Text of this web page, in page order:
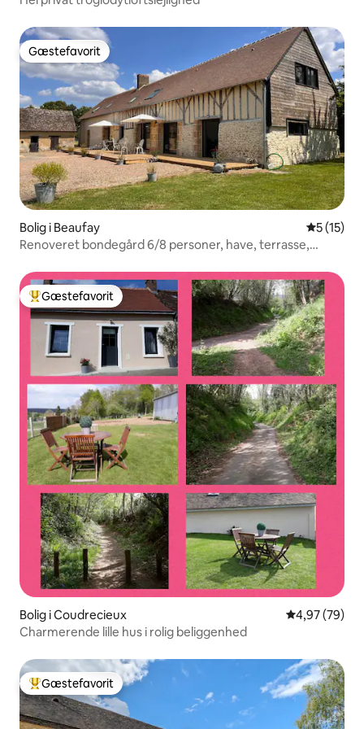
Gæstefavorit
Gæstefavorit
Bolig i Beaufay 5 ud af 5
5 (15)
Renoveret bondegård 6/8 personer, have, terrasse,
Bedste gæstefavorit
Gæstefavorit
Bolig i Coudrecieux 4,97 ud af 5 i
4,97 (79)
Charmerende lille hus i rolig beliggenhed
Bedste gæstefavorit
Gæstefavorit